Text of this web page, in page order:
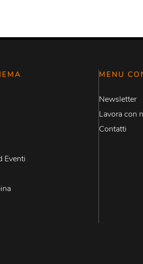
Eventi
MENU
Newsletter
Lavora con
Contatti